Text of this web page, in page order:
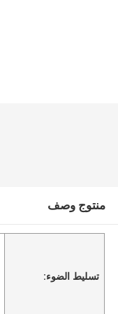
منتوج وصف
تسليط الضوء: